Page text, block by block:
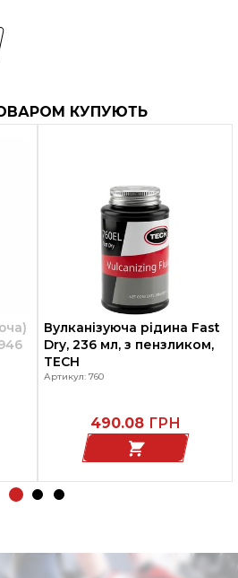
КУПУЮТЬ
Вулканізуюча рідина Fast
Dry, 236 мл, з пензликом,
TECH
Артикул: 760
490.08 ГРН